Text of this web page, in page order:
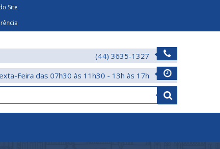
Site
(44) 3635-1327
Feira das 07h30 às 11h30 - 13h às 17h